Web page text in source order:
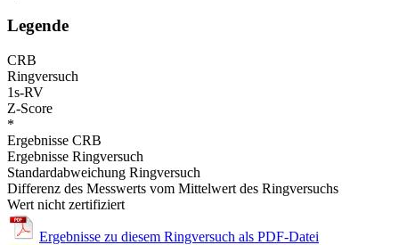
Legende
CRB
Ringversuch
1s-RV
Z-Score
*
Ergebnisse CRB
Ergebnisse Ringversuch
Standardabweichung Ringversuch
Differenz des Messwerts vom Mittelwert des Ringversuchs
Wert nicht zertifiziert
Ergebnisse zu diesem Ringversuch als PDF-Datei